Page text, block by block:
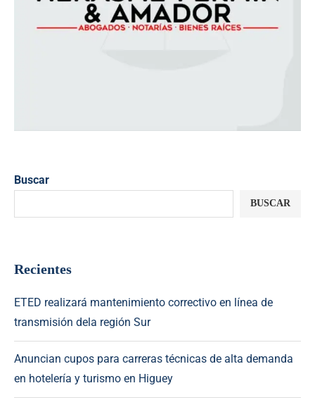
Buscar
BUSCAR
Recientes
ETED realizará mantenimiento correctivo en línea de
transmisión dela región Sur
Anuncian cupos para carreras técnicas de alta demanda
en hotelería y turismo en Higuey